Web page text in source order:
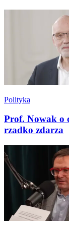
Polityka
Prof. Nowak o
rzadko zdarza